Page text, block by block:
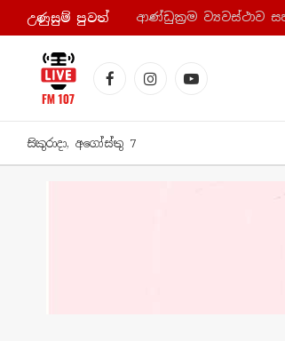
උණුසුම් පුව​ත්
FacebookInstagramYouTube
සිකුරාදා, අගෝස්තු 7